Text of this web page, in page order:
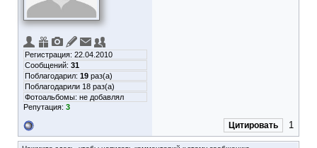
Регистрация: 22.04.2010
Сообщений: 31
Поблагодарил: 19 раз(а)
Поблагодарили 18 раз(а)
Фотоальбомы: не добавлял
Репутация: 3
Цитировать 1